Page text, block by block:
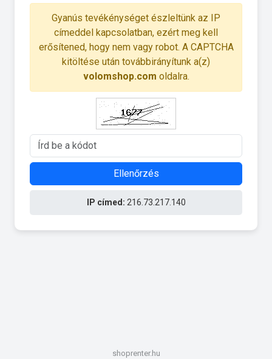
Gyanús tevékénységet észleltünk az IP
címeddel kapcsolatban, ezért meg kell
erősítened, hogy nem vagy robot. A CAPTCHA
kitöltése után továbbirányítunk a(z)
volomshop.com oldalra.
Ellenőrzés
IP címed: 216.73.217.140
shoprenter.hu